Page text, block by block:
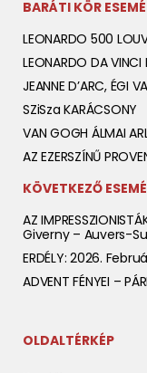
BARÁTI KÖR
LEONARDO 500
LEONARDO DA VINCI
JEANNE D’ARC, ÉGI
SZiSza KARÁCSONY
VAN GOGH ÁLMAI
AZ EZERSZÍNŰ
KÖVETKEZŐ
AZ
Giverny – Auvers-
ERDÉLY: 2026.
ADVENT FÉNYEI –
OLDALTÉRKÉP